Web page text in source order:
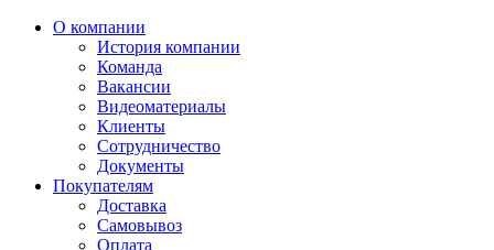
О компании
История компании
Команда
Вакансии
Видеоматериалы
Клиенты
Сотрудничество
Документы
Покупателям
Доставка
Самовывоз
Оплата